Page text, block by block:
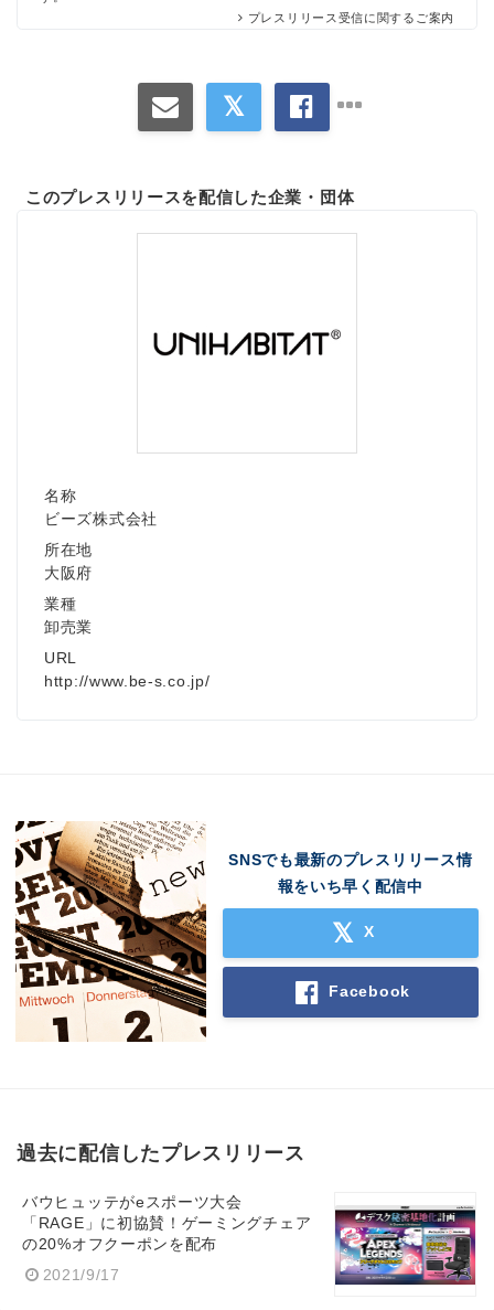
プレスリリース受信に関するご案内
このプレスリリースを配信した企業・団体
名称
ビーズ株式会社
所在地
大阪府
業種
卸売業
URL
http://www.be-s.co.jp/
SNSでも最新のプレスリリース情
報をいち早く配信中
X
Facebook
過去に配信したプレスリリース
バウヒュッテがeスポーツ大会
「RAGE」に初協賛！ゲーミングチェア
の20%オフクーポンを配布
2021/9/17